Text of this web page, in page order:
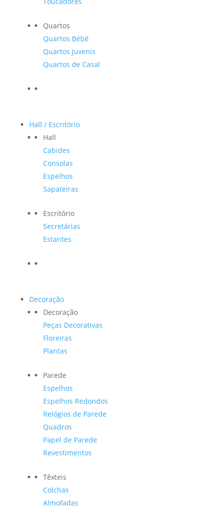
Quartos
Quartos Bébé
Quartos Juvenis
Quartos de Casal
Hall / Escritório
Hall
Cabides
Consolas
Espelhos
Sapateiras
Escritório
Secretárias
Estantes
Decoração
Decoração
Peças Decorativas
Floreiras
Plantas
Parede
Espelhos
Espelhos Redondos
Relógios de Parede
Quadros
Papel de Parede
Revestimentos
Têxteis
Colchas
Almofadas